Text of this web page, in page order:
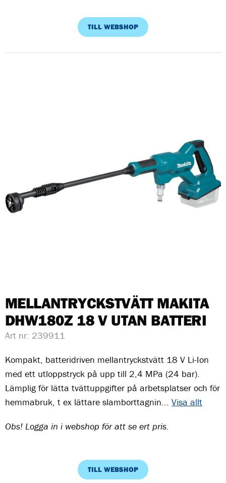
TILL WEBSHOP
MELLANTRYCKSTVÄTT MAKITA
DHW180Z 18 V UTAN BATTERI
Art nr: 239911
Kompakt, batteridriven mellantryckstvätt 18 V Li-Ion
med ett utloppstryck på upp till 2,4 MPa (24 bar).
Lämplig för lätta tvättuppgifter på arbetsplatser och för
hemmabruk, t ex lättare slamborttagnin... Visa allt
Obs! Logga in i webshop för att se ert pris.
TILL WEBSHOP